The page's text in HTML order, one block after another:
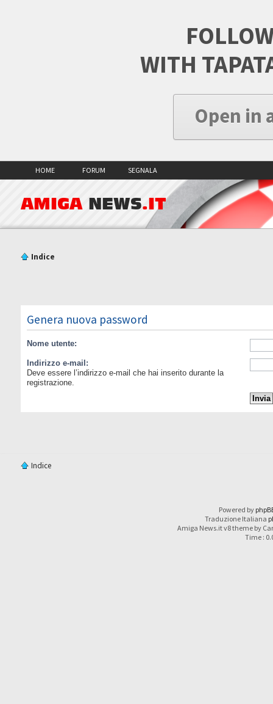
WITH
Open in
HOME FORUM SEGNALA
AMIGA NEWS.IT
Indice
Genera nuova password
Nome utente:
Indirizzo e-mail:
Deve essere l’indirizzo e-mail che hai inserito durante la
registrazione.
Indice
Powered by
Traduzione Italiana
Amiga News.it v8 theme by
Time :